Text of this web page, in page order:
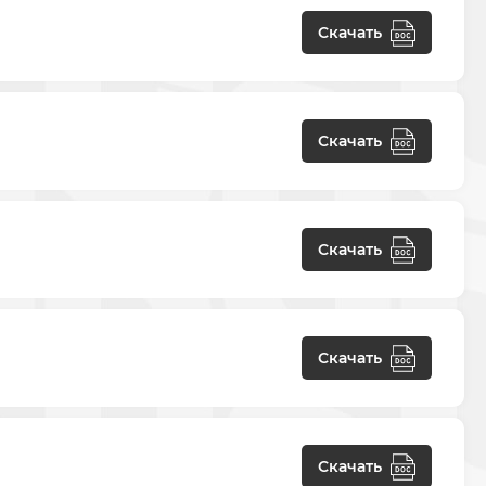
Скачать
Скачать
Скачать
Скачать
Скачать